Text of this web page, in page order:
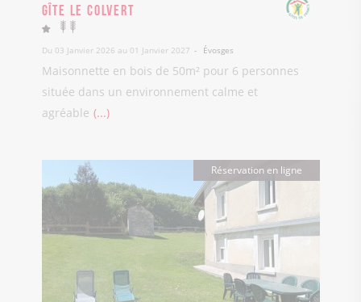
Gîte Le Colvert
Du 03 Janvier 2026 au 01 Janvier 2027 Évosges
Maisonnette en bois de 50m² pour 6 personnes
située dans un environnement calme et
agréable ...
Réservation en ligne